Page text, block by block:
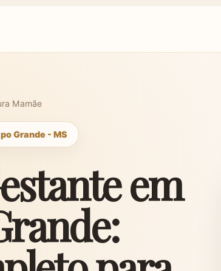
Mamãe
Grande - MS
em